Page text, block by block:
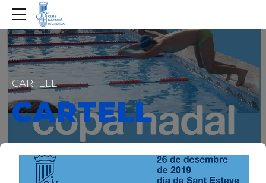
CARTELL
CARTELL